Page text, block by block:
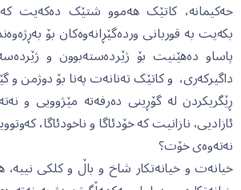
حەکیمانە، کاتێک هەموو شتێک دەکەیت کە
بکەیت بە قوربانی وردەگێڕانەوەکان بۆ
پاساو دەهێنیت بۆ ژێردەستەبوون و
داگیرکەری، و کاتێک تەنانەت پەنا بۆ دوژمن و
ڕێگریکردن لە گۆڕینی دەرفەتە مێژوویی و
ئازادیی، نازانیت کە خۆدئاگا و ناخودئاگا،
نەتەوەی خۆت؟
خیانەت و خیانەتکار شاخ و باڵ و کلکی